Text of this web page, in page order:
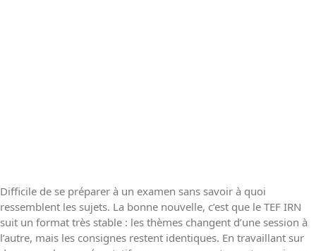
Difficile de se préparer à un examen sans savoir à quoi
ressemblent les sujets. La bonne nouvelle, c’est que le TEF IRN
suit un format très stable : les thèmes changent d’une session à
l’autre, mais les consignes restent identiques. En travaillant sur